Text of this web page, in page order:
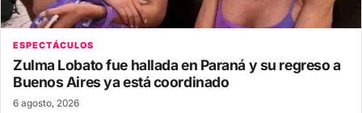
ESPECTÁCULOS
Zulma Lobato fue hallada en Paraná y su regreso a
Buenos Aires ya está coordinado
6 agosto, 2026